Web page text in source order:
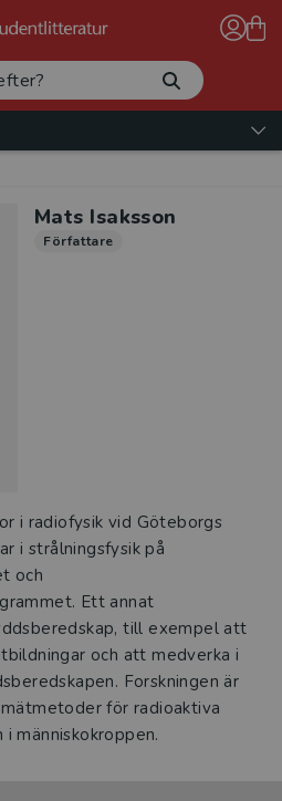
Mats Isaksson
Författare
i radiofysik vid Göteborgs
i strålningsfysik på
och
Ett annat
till exempel att
och att medverka i
Forskningen är
för radioaktiva
människokroppen.